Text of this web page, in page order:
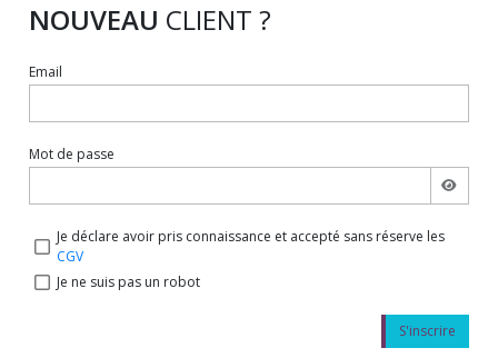
NOUVEAU CLIENT ?
Email
Mot de passe
Je déclare avoir pris connaissance et accepté sans réserve les
CGV
Je ne suis pas un robot
S'inscrire